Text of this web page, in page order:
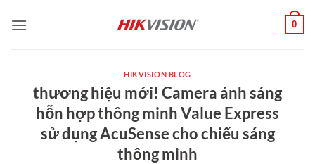
qua
0
HIKVISION BLOG
thương hiệu mới! Camera ánh sáng
hỗn hợp thông minh Value Express
sử dụng AcuSense cho chiếu sáng
thông minh